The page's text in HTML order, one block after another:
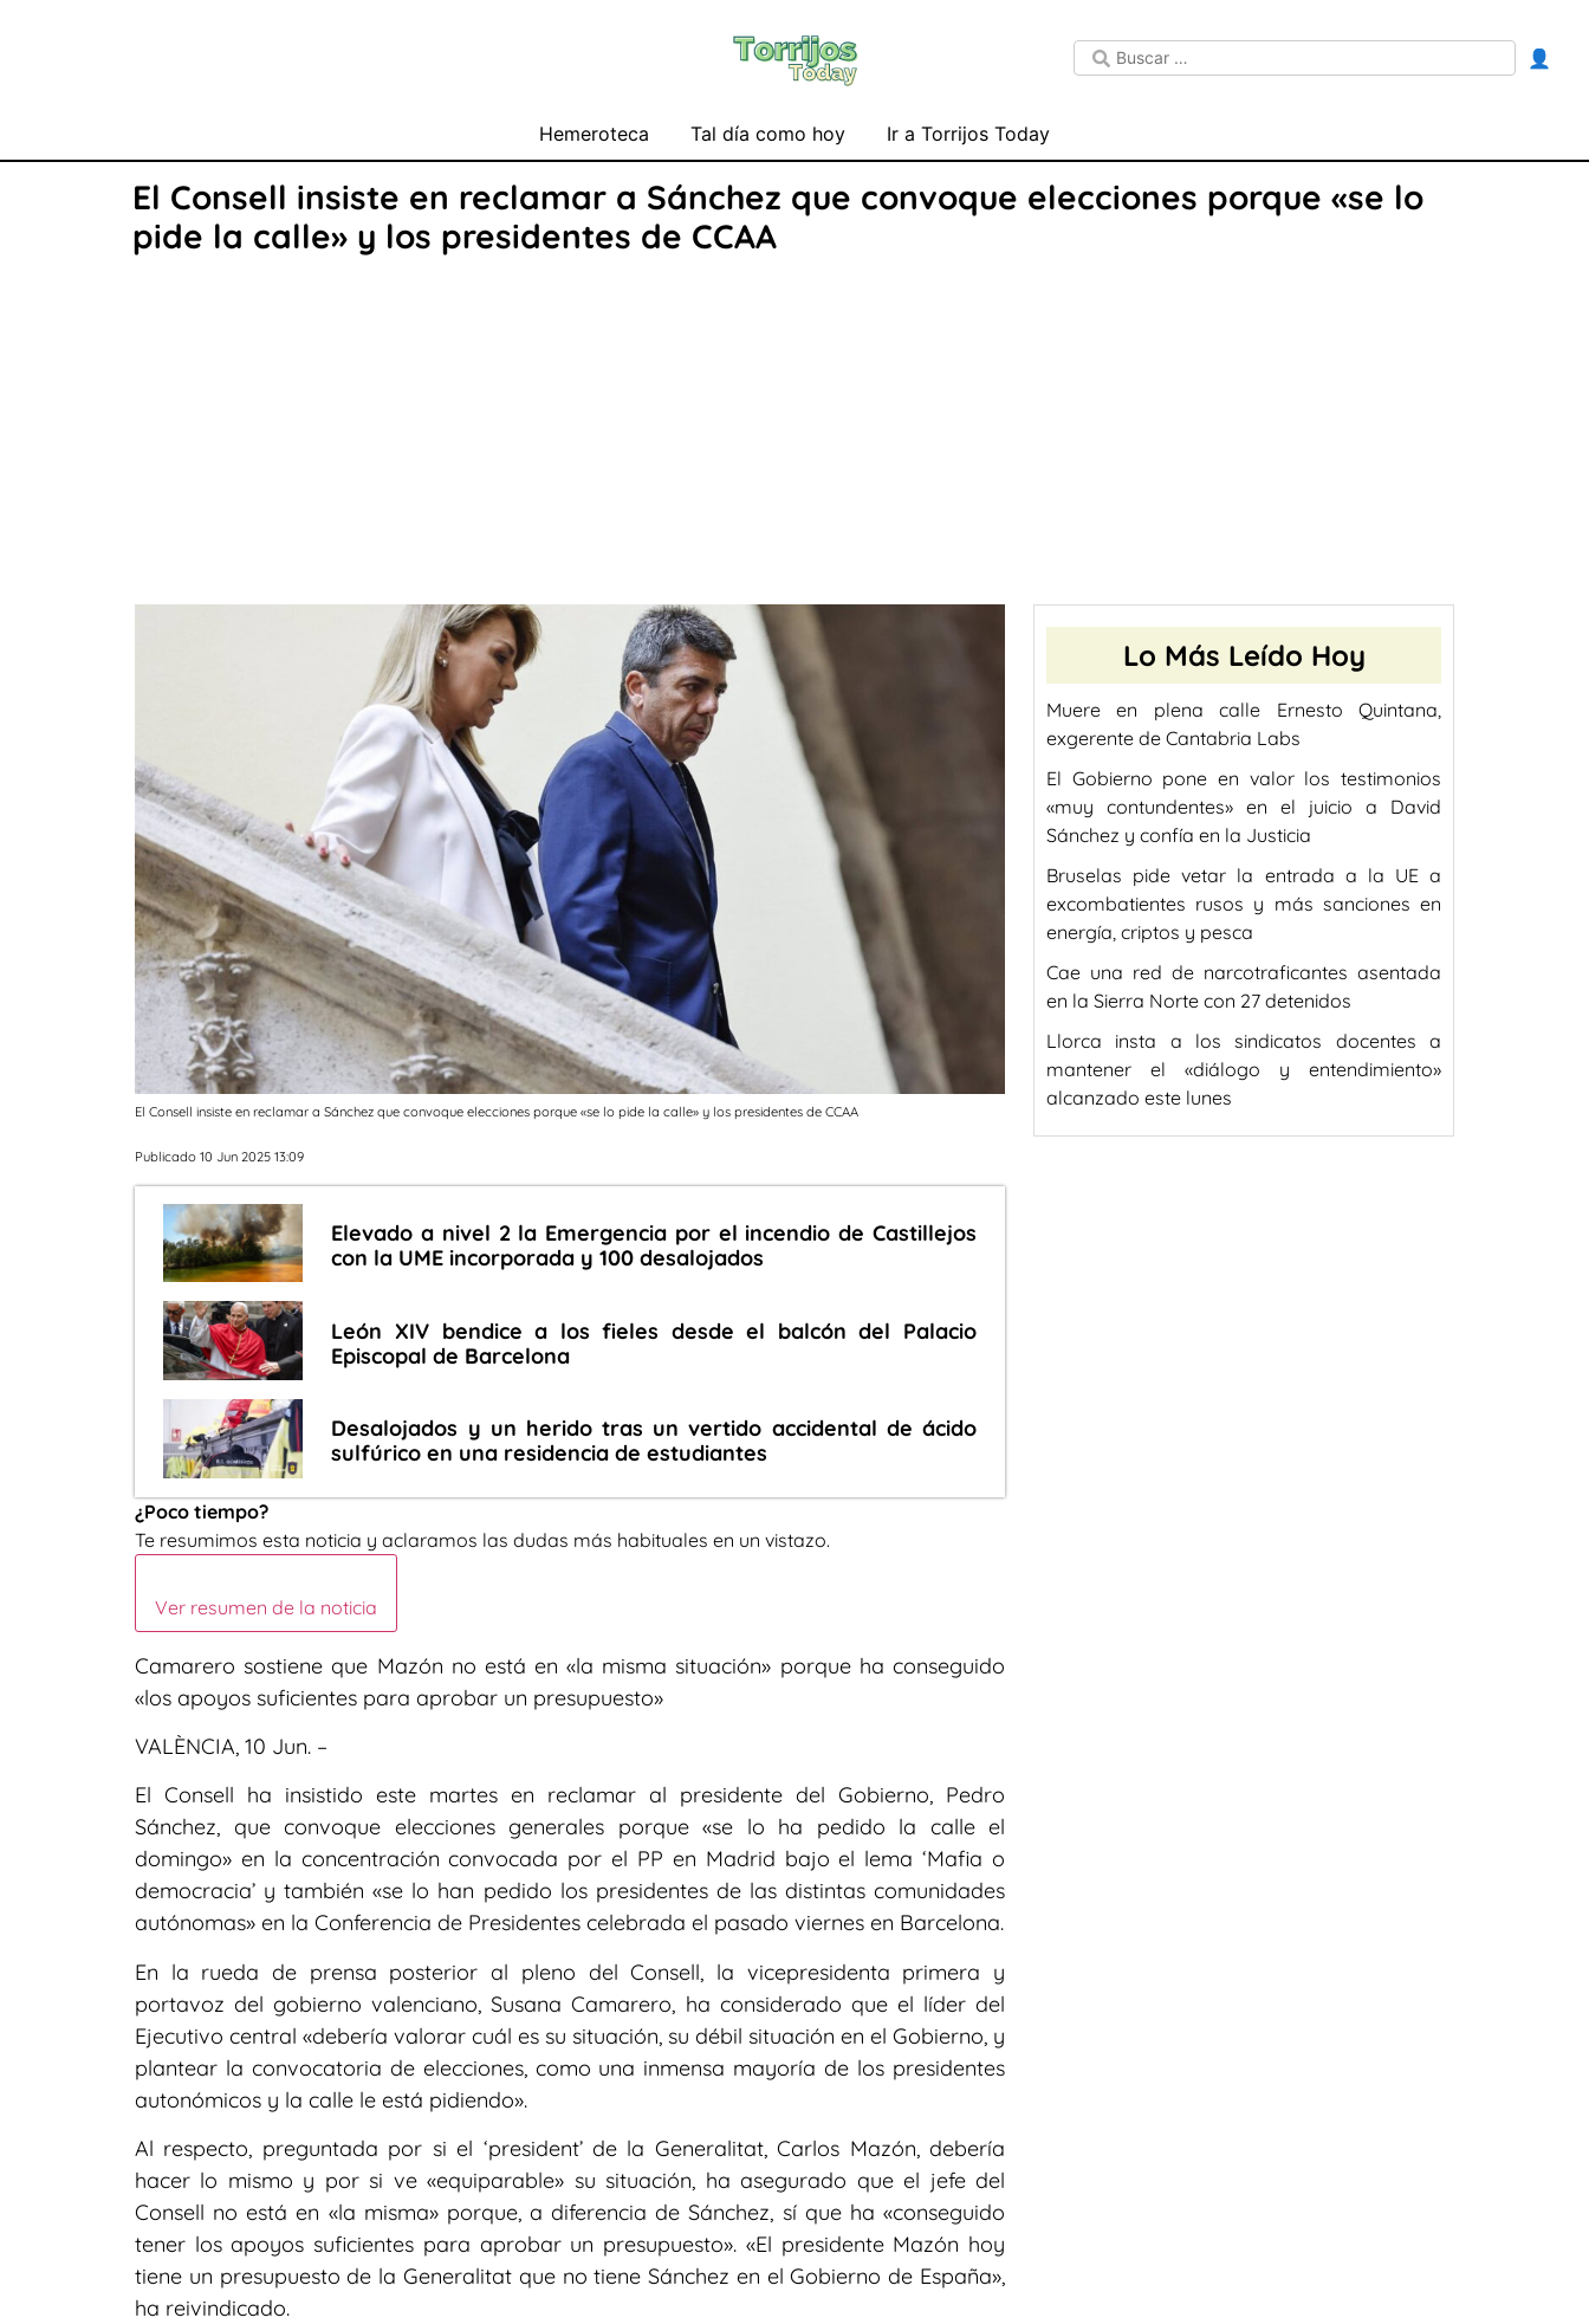
👤
Hemeroteca Tal día como hoy Ir a Torrijos Today
El Consell insiste en reclamar a Sánchez que convoque elecciones porque «se lo
pide la calle» y los presidentes de CCAA
El Consell insiste en reclamar a Sánchez que convoque elecciones porque «se lo pide la calle» y los presidentes de CCAA
Publicado 10 Jun 2025 13:09
Elevado a nivel 2 la Emergencia por el incendio de Castillejos
con la UME incorporada y 100 desalojados
León XIV bendice a los fieles desde el balcón del Palacio
Episcopal de Barcelona
Desalojados y un herido tras un vertido accidental de ácido
sulfúrico en una residencia de estudiantes
¿Poco tiempo?
Te resumimos esta noticia y aclaramos las dudas más habituales en un vistazo.
Ver resumen de la noticia
Camarero sostiene que Mazón no está en «la misma situación» porque ha conseguido
«los apoyos suficientes para aprobar un presupuesto»
VALÈNCIA, 10 Jun. –
El Consell ha insistido este martes en reclamar al presidente del Gobierno, Pedro
Sánchez, que convoque elecciones generales porque «se lo ha pedido la calle el
domingo» en la concentración convocada por el PP en Madrid bajo el lema ‘Mafia o
democracia’ y también «se lo han pedido los presidentes de las distintas comunidades
autónomas» en la Conferencia de Presidentes celebrada el pasado viernes en Barcelona.
En la rueda de prensa posterior al pleno del Consell, la vicepresidenta primera y
portavoz del gobierno valenciano, Susana Camarero, ha considerado que el líder del
Ejecutivo central «debería valorar cuál es su situación, su débil situación en el Gobierno, y
plantear la convocatoria de elecciones, como una inmensa mayoría de los presidentes
autonómicos y la calle le está pidiendo».
Al respecto, preguntada por si el ‘president’ de la Generalitat, Carlos Mazón, debería
hacer lo mismo y por si ve «equiparable» su situación, ha asegurado que el jefe del
Consell no está en «la misma» porque, a diferencia de Sánchez, sí que ha «conseguido
tener los apoyos suficientes para aprobar un presupuesto». «El presidente Mazón hoy
tiene un presupuesto de la Generalitat que no tiene Sánchez en el Gobierno de España»,
ha reivindicado.
Lo Más Leído Hoy
Muere en plena calle Ernesto Quintana,
exgerente de Cantabria Labs
El Gobierno pone en valor los testimonios
«muy contundentes» en el juicio a David
Sánchez y confía en la Justicia
Bruselas pide vetar la entrada a la UE a
excombatientes rusos y más sanciones en
energía, criptos y pesca
Cae una red de narcotraficantes asentada
en la Sierra Norte con 27 detenidos
Llorca insta a los sindicatos docentes a
mantener el «diálogo y entendimiento»
alcanzado este lunes